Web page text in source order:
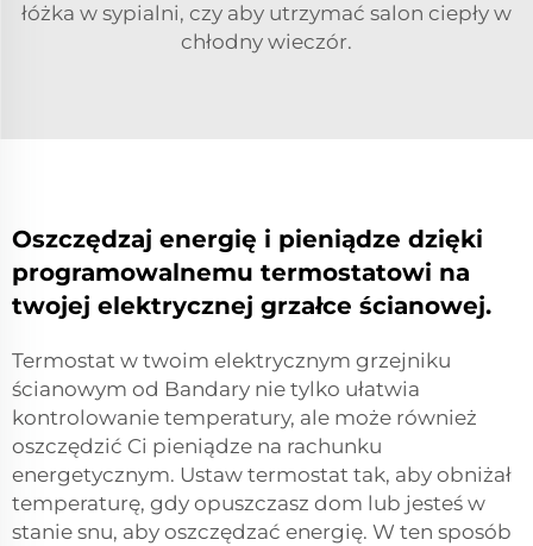
łóżka w sypialni, czy aby utrzymać salon ciepły w
chłodny wieczór.
Oszczędzaj energię i pieniądze dzięki
programowalnemu termostatowi na
twojej elektrycznej grzałce ścianowej.
Termostat w twoim elektrycznym grzejniku
ścianowym od Bandary nie tylko ułatwia
kontrolowanie temperatury, ale może również
oszczędzić Ci pieniądze na rachunku
energetycznym. Ustaw termostat tak, aby obniżał
temperaturę, gdy opuszczasz dom lub jesteś w
stanie snu, aby oszczędzać energię. W ten sposób